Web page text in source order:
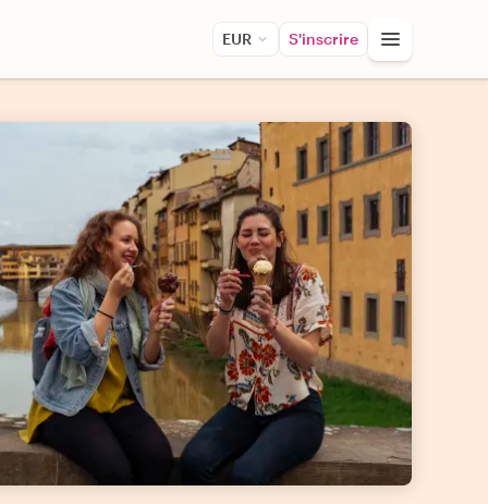
EUR S'inscrire